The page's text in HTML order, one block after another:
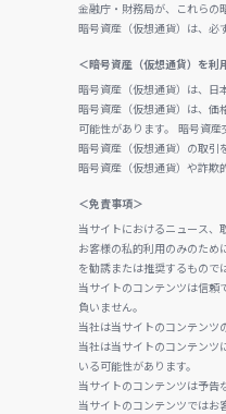
金融庁・財務局が、これらの
暗号資産（仮想通貨）は、必
＜暗号資産（仮想通貨）を利
暗号資産（仮想通貨）は、日
暗号資産（仮想通貨）は、価
可能性があります。 暗号資
暗号資産（仮想通貨）の取引
暗号資産（仮想通貨）や詐欺
＜免責事項＞
当サイトにおけるニュース、
お客様の私的利用のみのため
を勧誘または推奨するもので
当サイトのコンテンツは信頼
負いません。
当社は当サイトのコンテンツ
当社は当サイトのコンテンツ
いる可能性があります。
当サイトのコンテンツは予告
当サイトのコンテンツではお